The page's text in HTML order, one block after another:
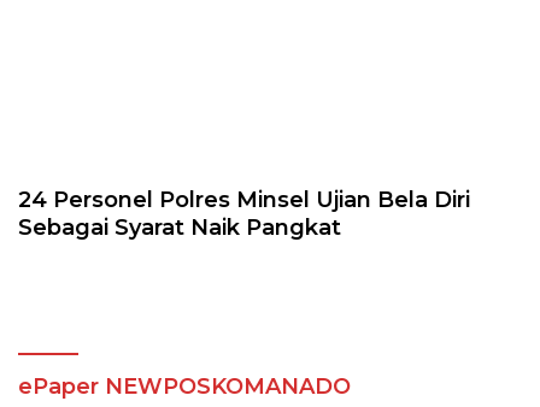
24 Personel Polres Minsel Ujian Bela Diri
Sebagai Syarat Naik Pangkat
ePaper NEWPOSKOMANADO